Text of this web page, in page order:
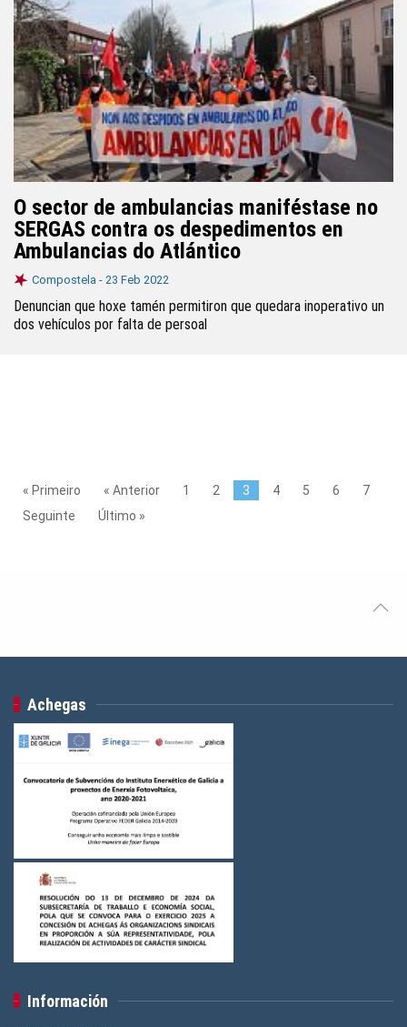
O sector de ambulancias maniféstase no
SERGAS contra os despedimentos en
Ambulancias do Atlántico
Compostela - 23 Feb 2022
Denuncian que hoxe tamén permitiron que quedara inoperativo un
dos vehículos por falta de persoal
« Primeiro « Anterior 1 2 3 4 5 6
7
Seguinte
Último »
Achegas
Información